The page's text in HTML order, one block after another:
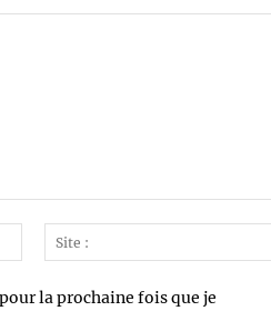
Email
:*
la prochaine fois que je